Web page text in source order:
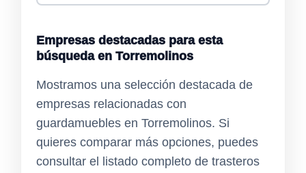
Empresas destacadas para esta
búsqueda en Torremolinos
Mostramos una selección destacada de
empresas relacionadas con
guardamuebles en Torremolinos. Si
quieres comparar más opciones, puedes
consultar el listado completo de trasteros